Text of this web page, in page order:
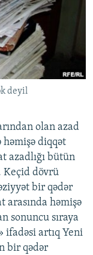
deyil
olan azad
diqqət
azadlığı bütün
Keçid dövrü
bir qədər
həmişə
sonuncu sıraya
artıq Yeni
bir qədər